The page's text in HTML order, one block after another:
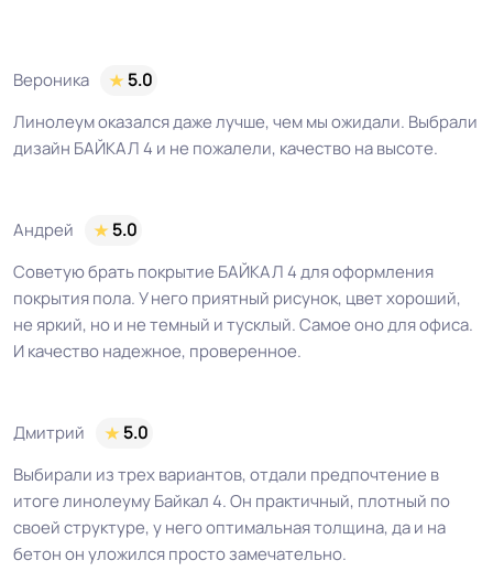
партии
Отрез от 1 м.пог.
(max +27C)
Система стыковки
швов
Шнур для сварки швов
Способ укладки
На клей для линолеума марок:
EUROBASE 425 / EUROPROF 522
контакт / EUROPROF 521 фиксация
Вероника
5.0
Линолеум оказался даже лучше, чем мы ожидали. Выбрали
дизайн БАЙКАЛ 4 и не пожалели, качество на высоте.
Андрей
5.0
Советую брать покрытие БАЙКАЛ 4 для оформления
покрытия пола. У него приятный рисунок, цвет хороший,
не яркий, но и не темный и тусклый. Самое оно для офиса.
И качество надежное, проверенное.
Дмитрий
5.0
Выбирали из трех вариантов, отдали предпочтение в
итоге линолеуму Байкал 4. Он практичный, плотный по
своей структуре, у него оптимальная толщина, да и на
бетон он уложился просто замечательно.